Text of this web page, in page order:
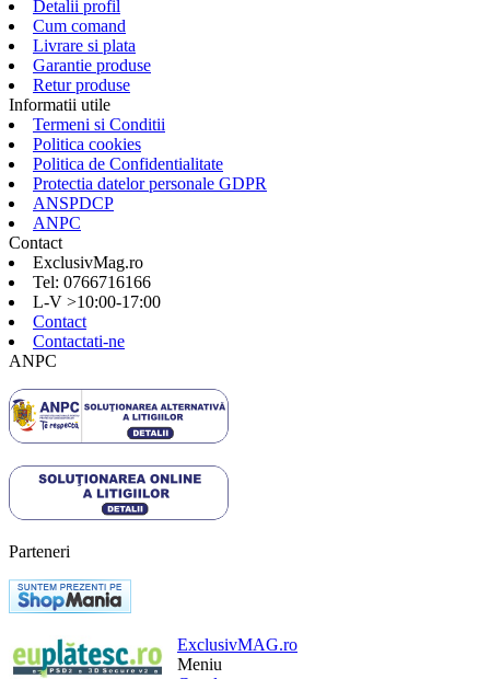
Detalii profil
Cum comand
Livrare si plata
Garantie produse
Retur produse
Informatii utile
Termeni si Conditii
Politica cookies
Politica de Confidentialitate
Protectia datelor personale GDPR
ANSPDCP
ANPC
Contact
ExclusivMag.ro
Tel: 0766716166
L-V >10:00-17:00
Contact
Contactati-ne
ANPC
Parteneri
ExclusivMAG.ro
Meniu